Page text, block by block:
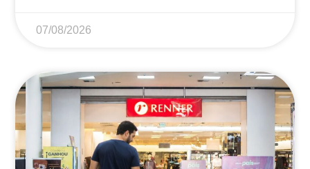
07/08/2026